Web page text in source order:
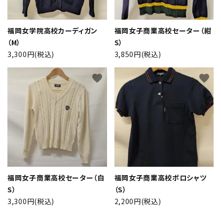
福岡女学院高校カーディガン
（M）
3,300円(税込)
福岡女子商業高校セーター（紺
S）
3,850円(税込)
福岡女子商業高校セーター（白
S）
3,300円(税込)
favorite
福岡女子商業高校ポロシャツ
（S）
2,200円(税込)
favorite